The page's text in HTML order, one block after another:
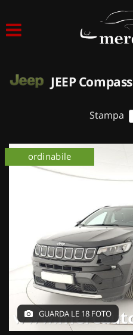
ACQUISTIAMO USATO
NOLEGGIO AUTO
NOLEGGIO BREVE TERMINE
CONTATTI
JEEP Compass
Stampa
ordinabile
GUARDA LE 18 FOTO